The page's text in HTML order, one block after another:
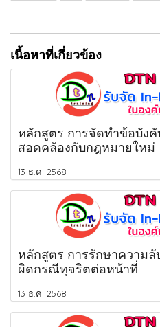
เนื้อหาที่เกี่ยวข้อง
หลักสูตร การจัดทำข้อบังคั
สอดคล้องกับกฎหมายใหม่
13 ธ.ค. 2568
หลักสูตร การรักษาความ
ผิดกรณีทุจริตต่อหน้าที่
13 ธ.ค. 2568